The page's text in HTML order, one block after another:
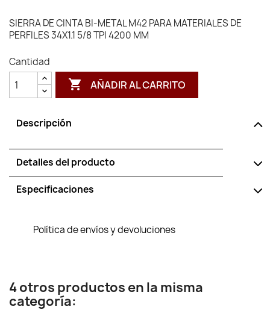
SIERRA DE CINTA BI-METAL M42 PARA MATERIALES DE
PERFILES 34X1.1 5/8 TPI 4200 MM
Cantidad
 AÑADIR AL CARRITO
Descripción
Detalles del producto
Especificaciones
Política de envíos y devoluciones
4 otros productos en la misma
categoría: